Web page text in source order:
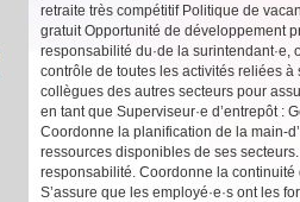
retraite très compétitif Politique de
gratuit Opportunité de développement
responsabilité du·de la
contrôle de toutes les activités reliées
collègues des autres secteurs pour
en tant que Superviseur·e d’entrepôt :
Coordonne la planification de la main-
ressources disponibles de ses
responsabilité. Coordonne la
S’assure que les employé·e·s ont les